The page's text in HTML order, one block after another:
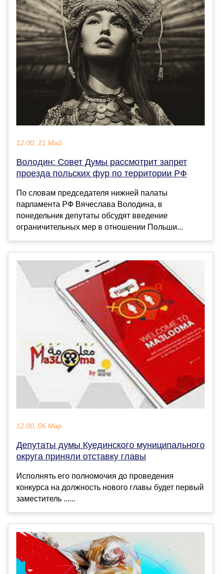
12:00, 21 Май
Володин: Совет Думы рассмотрит запрет
проезда польских фур по территории РФ
По словам председателя нижней палаты
парламента РФ Вячеслава Володина, в
понедельник депутаты обсудят введение
ограничительных мер в отношении Польши...
12:00, 06 Мар
Депутаты думы Куединского муниципального
округа приняли отставку главы
Исполнять его полномочия до проведения
конкурса на должность нового главы будет первый
заместитель ......